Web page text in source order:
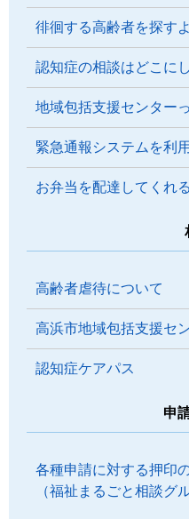
徘徊する高齢者を探す
認知症の相談はどこに
地域包括支援センター
緊急通報システムを利
お弁当を配達してくれ
高齢者虐待について
高浜市地域包括支援セ
認知症ケアパス
申
各種申請に対する押印
（福祉まるごと相談グ